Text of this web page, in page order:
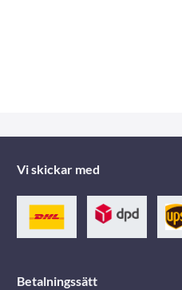
Vi skickar med
Betalningssätt